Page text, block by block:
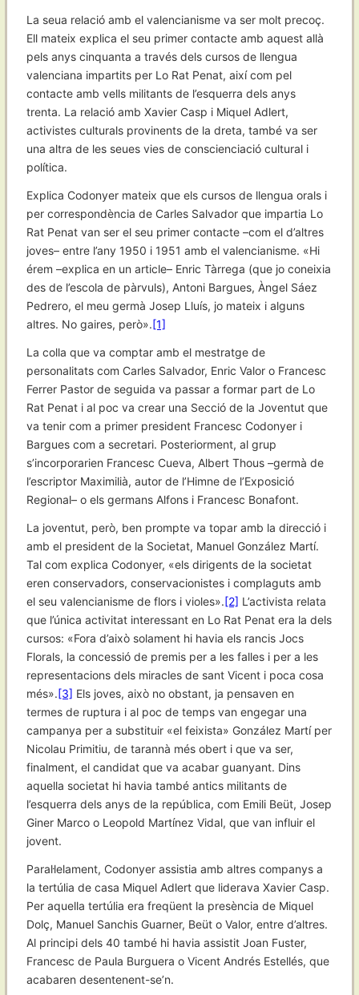
La seua relació amb el valencianisme va ser molt precoç.
Ell mateix explica el seu primer contacte amb aquest allà
pels anys cinquanta a través dels cursos de llengua
valenciana impartits per Lo Rat Penat, així com pel
contacte amb vells militants de l’esquerra dels anys
trenta. La relació amb Xavier Casp i Miquel Adlert,
activistes culturals provinents de la dreta, també va ser
una altra de les seues vies de conscienciació cultural i
política.
Explica Codonyer mateix que els cursos de llengua orals i
per correspondència de Carles Salvador que impartia Lo
Rat Penat van ser el seu primer contacte –com el d’altres
joves– entre l’any 1950 i 1951 amb el valencianisme. «Hi
érem –explica en un article– Enric Tàrrega (que jo coneixia
des de l’escola de pàrvuls), Antoni Bargues, Àngel Sáez
Pedrero, el meu germà Josep Lluís, jo mateix i alguns
altres. No gaires, però».[1]
La colla que va comptar amb el mestratge de
personalitats com Carles Salvador, Enric Valor o Francesc
Ferrer Pastor de seguida va passar a formar part de Lo
Rat Penat i al poc va crear una Secció de la Joventut que
va tenir com a primer president Francesc Codonyer i
Bargues com a secretari. Posteriorment, al grup
s’incorporarien Francesc Cueva, Albert Thous –germà de
l’escriptor Maximilià, autor de l’Himne de l’Exposició
Regional– o els germans Alfons i Francesc Bonafont.
La joventut, però, ben prompte va topar amb la direcció i
amb el president de la Societat, Manuel González Martí.
Tal com explica Codonyer, «els dirigents de la societat
eren conservadors, conservacionistes i complaguts amb
el seu valencianisme de flors i violes».[2] L’activista relata
que l’única activitat interessant en Lo Rat Penat era la dels
cursos: «Fora d’això solament hi havia els rancis Jocs
Florals, la concessió de premis per a les falles i per a les
representacions dels miracles de sant Vicent i poca cosa
més».[3] Els joves, això no obstant, ja pensaven en
termes de ruptura i al poc de temps van engegar una
campanya per a substituir «el feixista» González Martí per
Nicolau Primitiu, de tarannà més obert i que va ser,
finalment, el candidat que va acabar guanyant. Dins
aquella societat hi havia també antics militants de
l’esquerra dels anys de la república, com Emili Beüt, Josep
Giner Marco o Leopold Martínez Vidal, que van influir el
jovent.
Paral·lelament, Codonyer assistia amb altres companys a
la tertúlia de casa Miquel Adlert que liderava Xavier Casp.
Per aquella tertúlia era freqüent la presència de Miquel
Dolç, Manuel Sanchis Guarner, Beüt o Valor, entre d’altres.
Al principi dels 40 també hi havia assistit Joan Fuster,
Francesc de Paula Burguera o Vicent Andrés Estellés, que
acabaren desentenent-se’n.